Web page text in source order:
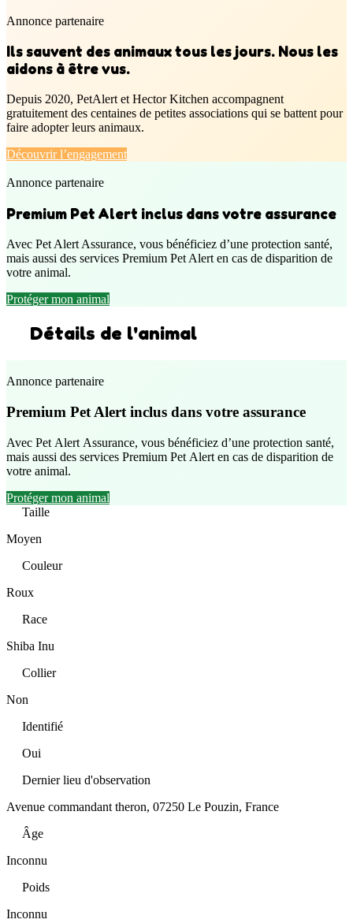
Annonce partenaire
Ils sauvent des animaux tous les jours. Nous les
aidons à être vus.
Depuis 2020, PetAlert et Hector Kitchen accompagnent
gratuitement des centaines de petites associations qui se battent pour
faire adopter leurs animaux.
Découvrir l’engagement
Annonce partenaire
Premium Pet Alert inclus dans votre assurance
Avec Pet Alert Assurance, vous bénéficiez d’une protection santé,
mais aussi des services Premium Pet Alert en cas de disparition de
votre animal.
Protéger mon animal
Détails de l'animal
Annonce partenaire
Premium Pet Alert inclus dans votre assurance
Avec Pet Alert Assurance, vous bénéficiez d’une protection santé,
mais aussi des services Premium Pet Alert en cas de disparition de
votre animal.
Protéger mon animal
Taille
Moyen
Couleur
Roux
Race
Shiba Inu
Collier
Non
Identifié
Oui
Dernier lieu d'observation
Avenue commandant theron, 07250 Le Pouzin, France
Âge
Inconnu
Poids
Inconnu